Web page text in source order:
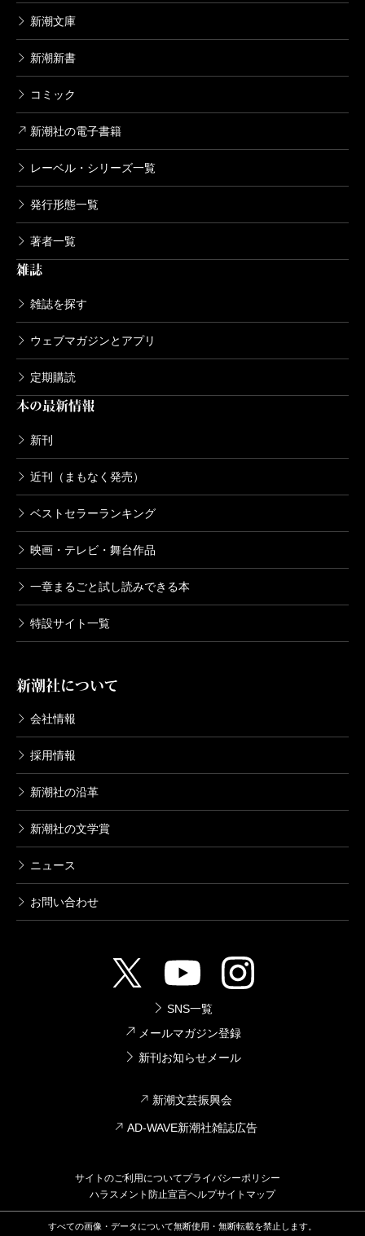
新潮文庫
新潮新書
コミック
新潮社の電子書籍
レーベル・シリーズ一覧
発行形態一覧
著者一覧
雑誌
雑誌を探す
ウェブマガジンとアプリ
定期購読
本の最新情報
新刊
近刊（まもなく発売）
ベストセラーランキング
映画・テレビ・舞台作品
一章まるごと試し読みできる本
特設サイト一覧
新潮社について
会社情報
採用情報
新潮社の沿革
新潮社の文学賞
ニュース
お問い合わせ
SNS一覧
メールマガジン登録
新刊お知らせメール
新潮文芸振興会
AD-WAVE新潮社雑誌広告
サイトのご利用についてプライバシーポリシー
ハラスメント防止宣言ヘルプサイトマップ
すべての画像・データについて無断使用・無断転載を禁止します。